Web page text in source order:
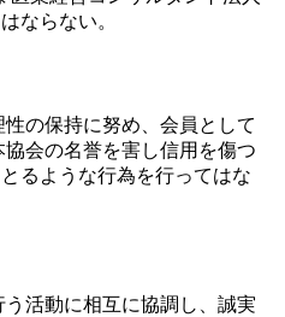
ならない。
の保持に努め、会員として
会の名誉を害し信用を傷つ
るような行為を行ってはな
活動に相互に協調し、誠実